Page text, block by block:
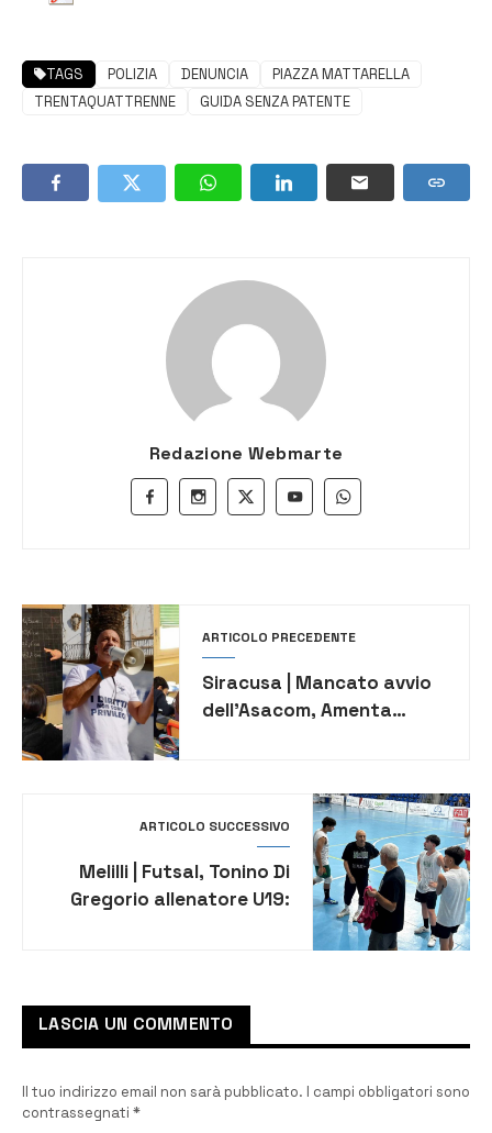
TAGS POLIZIA DENUNCIA
PIAZZA MATTARELLA
TRENTAQUATTRENNE
GUIDA SENZA PATENTE
Redazione Webmarte
ARTICOLO PRECEDENTE
Siracusa | Mancato avvio
dell’Asacom, Amenta
ARTICOLO SUCCESSIVO
Melilli | Futsal, Tonino Di
Gregorio allenatore U19:
LASCIA UN COMMENTO
Il tuo indirizzo email non sarà pubblicato. I campi obbligatori sono
contrassegnati *